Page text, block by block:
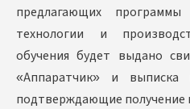
предлагающих
технологии и
обучения будет выдано
«Аппаратчик» и выписка
подтверждающие получение